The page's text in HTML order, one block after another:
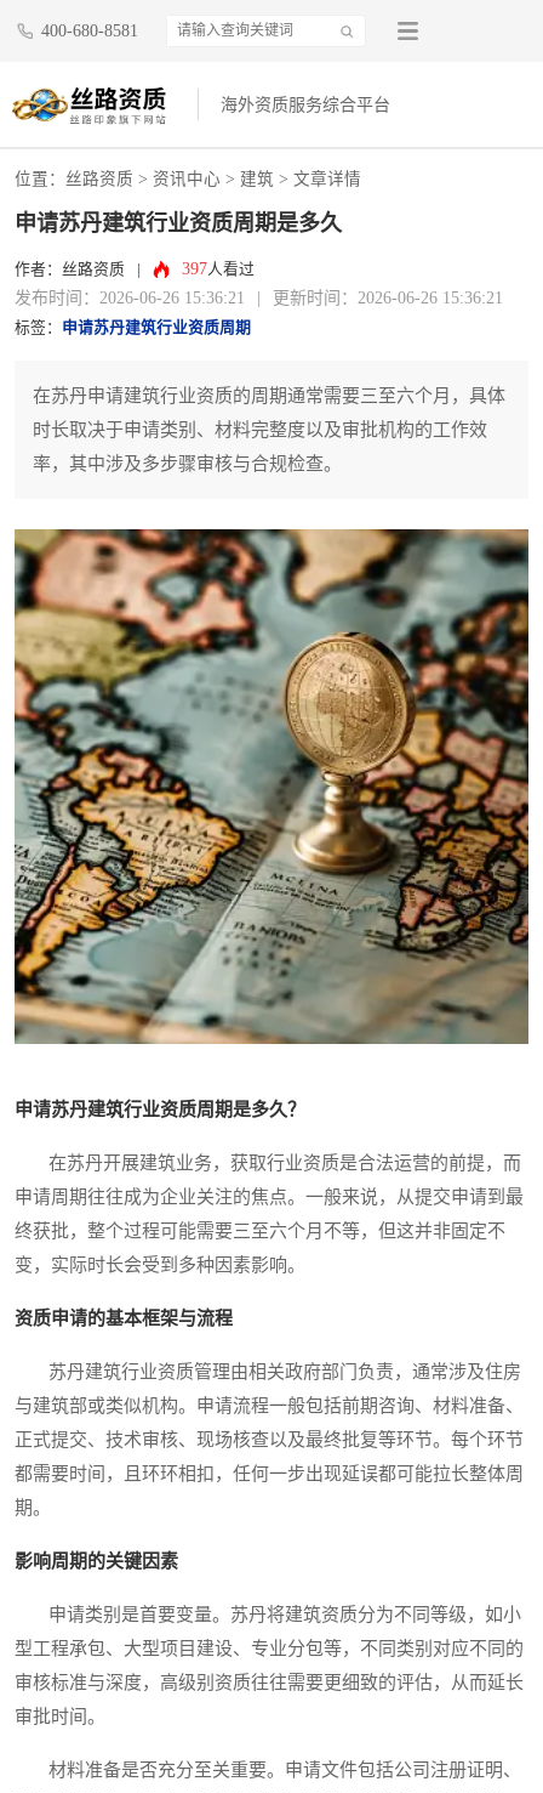
400-680-8581
海外资质服务综合平台
位置： 丝路资质 > 资讯中心 > 建筑 > 文章详情
申请苏丹建筑行业资质周期是多久
作者：丝路资质 397人看过
发布时间：2026-06-26 15:36:21 更新时间：2026-06-26 15:36:21
标签： 申请苏丹建筑行业资质周期
在苏丹申请建筑行业资质的周期通常需要三至六个月，具体
时长取决于申请类别、材料完整度以及审批机构的工作效
率，其中涉及多步骤审核与合规检查。
申请苏丹建筑行业资质周期是多久？
在苏丹开展建筑业务，获取行业资质是合法运营的前提，而
申请周期往往成为企业关注的焦点。一般来说，从提交申请到最
终获批，整个过程可能需要三至六个月不等，但这并非固定不
变，实际时长会受到多种因素影响。
资质申请的基本框架与流程
苏丹建筑行业资质管理由相关政府部门负责，通常涉及住房
与建筑部或类似机构。申请流程一般包括前期咨询、材料准备、
正式提交、技术审核、现场核查以及最终批复等环节。每个环节
都需要时间，且环环相扣，任何一步出现延误都可能拉长整体周
期。
影响周期的关键因素
申请类别是首要变量。苏丹将建筑资质分为不同等级，如小
型工程承包、大型项目建设、专业分包等，不同类别对应不同的
审核标准与深度，高级别资质往往需要更细致的评估，从而延长
审批时间。
材料准备是否充分至关重要。申请文件包括公司注册证明、